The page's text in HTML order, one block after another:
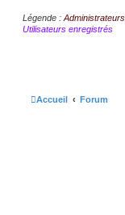
Légende : Administrateurs
Utilisateurs enregistrés
Accueil Forum